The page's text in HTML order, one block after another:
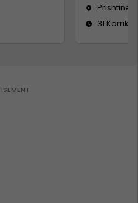
Prishtinë
31 Korrik